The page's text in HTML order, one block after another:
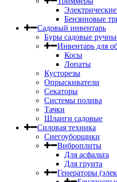
Бензиновые
Садовый инвентарь
Буры садовые
Инвентарь для
Косы
Лопаты
Кусторезы
Опрыскиватели
Секаторы
Системы полива
Тачки
Шланги садовые
Силовая техника
Снегоуборщики
Виброплиты
Для асфальта
Для грунта
Генераторы